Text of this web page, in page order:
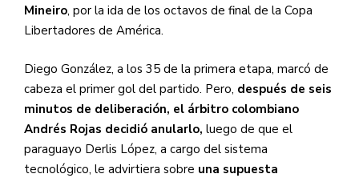
Mineiro, por la ida de los octavos de final de la Copa
Libertadores de América.
Diego González, a los 35 de la primera etapa, marcó de
cabeza el primer gol del partido. Pero, después de seis
minutos de deliberación, el árbitro colombiano
Andrés Rojas decidió anularlo, luego de que el
paraguayo Derlis López, a cargo del sistema
tecnológico, le advirtiera sobre una supuesta